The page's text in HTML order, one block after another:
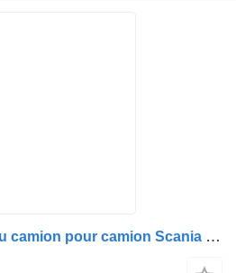
Autoradio Radio pentru camion pour camion Scania cu CD și RDS